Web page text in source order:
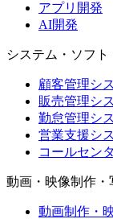
アプリ開発
AI開発
システム・ソフト
顧客管理シ
販売管理シ
勤怠管理シ
営業支援シ
コールセン
動画・映像制作
動画制作・